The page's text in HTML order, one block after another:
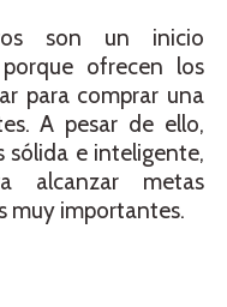
son un inicio
ofrecen los
para comprar una
A pesar de ello,
sólida e inteligente,
alcanzar metas
muy importantes.